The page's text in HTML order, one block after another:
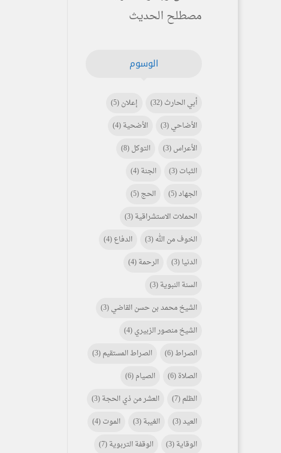
مصطلح الحديث
الوسوم
أبي الحارث(32) إعلان(5)
الأضاحي(3) الأضحية(4)
الأعراس(3) التوكل(8)
الثبات(3) الجنة(4)
الجهاد(5) الحج(5)
الحملات الاستشراقية(3)
الخوف من الله(3) الدفاع(4)
الدنيا(3) الرحمة(4)
السنة النبوية(3)
الشيخ محمد بن حسن القاضي(3)
الشيخ منصور الزبيري(4)
الصراط(6) الصراط المستقيم(3)
الصلاة(6) الصيام(6)
الظلم(7) العشر من ذي الحجة(3)
العيد(3) الغيبة(3) الموت(4)
الوقاية(3) الوقفة التربوية(7)